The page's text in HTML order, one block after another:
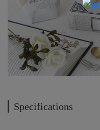
Specifications